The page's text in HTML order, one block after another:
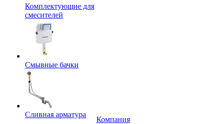
Комплектующие для
смесителей
Смывные бачки
Сливная арматура
Компания